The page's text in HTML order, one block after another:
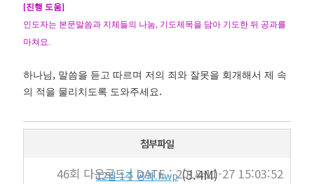
[진행 도움]
인도자는 본문말씀과 지체들의 나눔 기도제목을 담아 기도한 뒤 공과를
마쳐요
하나님 , 말씀을 듣고 따르며 저의 죄와 잘못을 회개해서 제 속
의 적을 물리치도록 도와주세요 .
첨부파일
12월 1주 공과.hwp(3.4M)
46회 다운로드 | DATE : 2018-11-27 15:03:52